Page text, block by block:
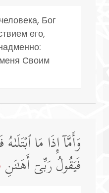
Бог
его,
Своим
وَأَمَّاۤ إِذَا مَا
فَیَقُولُ رَبِّیۤ أَهَـٰنَنِ